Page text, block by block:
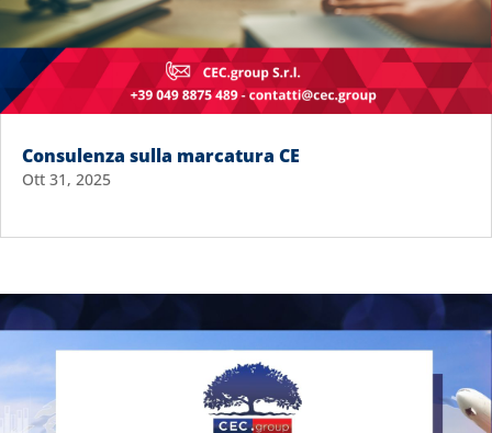
Consulenza sulla marcatura CE
Ott 31, 2025